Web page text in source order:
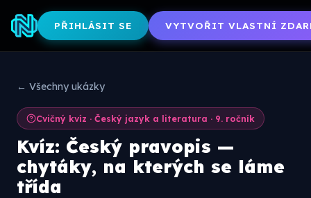
PŘIHLÁSIT SE VYTVOŘIT VLASTNÍ
← Všechny ukázky
Cvičný kvíz · Český jazyk a literatura · 9. ročník
Kvíz: Český pravopis —
chytáky, na kterých se láme
třída